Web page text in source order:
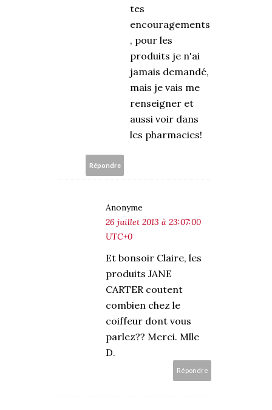
tes
encouragements
, pour les
produits je n'ai
jamais demandé,
mais je vais me
renseigner et
aussi voir dans
les pharmacies!
Répondre
Anonyme
26 juillet 2013 à 23:07:00
UTC+0
Et bonsoir Claire, les
produits JANE
CARTER coutent
combien chez le
coiffeur dont vous
parlez?? Merci. Mlle
D.
Répondre